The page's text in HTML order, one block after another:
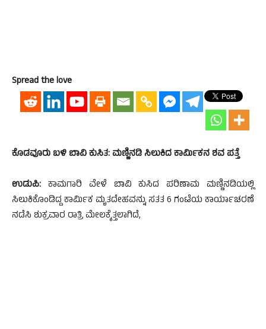
Spread the love
ಕೊಡವೂರು ಬಳಿ ಬಾವಿ ಕುಸಿತ: ಮಣ್ಣಿನಡಿ ಸಿಲುಕಿದ ಕಾರ್ಮಿಕನ ಶವ ಪತ್ತೆ
ಉಡುಪಿ: ಕಾಮಗಾರಿ ವೇಳೆ ಬಾವಿ ಕುಸಿದ ಪರಿಣಾಮ ಮಣ್ಣಿನಡಿಯಲ್ಲಿ
ಸಿಲುಕಿಕೊಂಡಿದ್ದ ಕಾರ್ಮಿಕ ಮೃತದೇಹವನ್ನು ಸತತ 6 ಗಂಟೆಯ ಕಾರ್ಯಾಚರಣೆ
ನಡೆಸಿ ಶುಕ್ರವಾರ ರಾತ್ರಿ ಮೇಲಕ್ಕೆತ್ತಲಾಗಿದೆ,